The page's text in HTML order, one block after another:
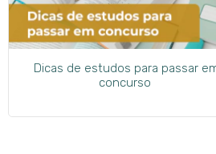
Dicas de estudos para passar
concurso